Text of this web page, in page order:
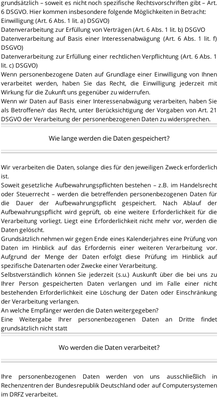
grundsätzlich – soweit es nicht noch spezifische Rechtsvorschriften gibt – Art.
6 DSGVO. Hier kommen insbesondere folgende Möglichkeiten in Betracht:
Einwilligung (Art. 6 Abs. 1 lit. a) DSGVO)
Datenverarbeitung zur Erfüllung von Verträgen (Art. 6 Abs. 1 lit. b) DSGVO
Datenverarbeitung auf Basis einer Interessenabwägung (Art. 6 Abs. 1 lit. f)
DSGVO)
Datenverarbeitung zur Erfüllung einer rechtlichen Verpflichtung (Art. 6 Abs. 1
lit. c) DSGVO)
Wenn personenbezogene Daten auf Grundlage einer Einwilligung von Ihnen
verarbeitet werden, haben Sie das Recht, die Einwilligung jederzeit mit
Wirkung für die Zukunft uns gegenüber zu widerrufen.
Wenn wir Daten auf Basis einer Interessenabwägung verarbeiten, haben Sie
als Betroffene/r das Recht, unter Berücksichtigung der Vorgaben von Art. 21
DSGVO der Verarbeitung der personenbezogenen Daten zu widersprechen.
Wie lange werden die Daten gespeichert?
Wir verarbeiten die Daten, solange dies für den jeweiligen Zweck erforderlich
ist.
Soweit gesetzliche Aufbewahrungspflichten bestehen – z.B. im Handelsrecht
oder Steuerrecht – werden die betreffenden personenbezogenen Daten für
die Dauer der Aufbewahrungspflicht gespeichert. Nach Ablauf der
Aufbewahrungspflicht wird geprüft, ob eine weitere Erforderlichkeit für die
Verarbeitung vorliegt. Liegt eine Erforderlichkeit nicht mehr vor, werden die
Daten gelöscht.
Grundsätzlich nehmen wir gegen Ende eines Kalenderjahres eine Prüfung von
Daten im Hinblick auf das Erfordernis einer weiteren Verarbeitung vor.
Aufgrund der Menge der Daten erfolgt diese Prüfung im Hinblick auf
spezifische Datenarten oder Zwecke einer Verarbeitung.
Selbstverständlich können Sie jederzeit (s.u.) Auskunft über die bei uns zu
Ihrer Person gespeicherten Daten verlangen und im Falle einer nicht
bestehenden Erforderlichkeit eine Löschung der Daten oder Einschränkung
der Verarbeitung verlangen.
An welche Empfänger werden die Daten weitergegeben?
Eine Weitergabe Ihrer personenbezogenen Daten an Dritte findet
grundsätzlich nicht statt
Wo werden die Daten verarbeitet?
Ihre personenbezogenen Daten werden von uns ausschließlich in
Rechenzentren der Bundesrepublik Deutschland oder auf Computersystemen
im DRFZ verarbeitet.